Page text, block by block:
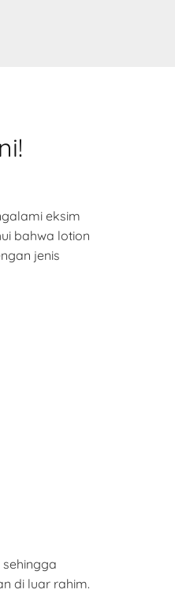
eksim
bahwa lotion
jenis
di luar rahim.